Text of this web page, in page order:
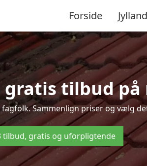
Forside Jylland
gratis tilbud
Sammenlign priser og vælg
tilbud, gratis og uforpligtende